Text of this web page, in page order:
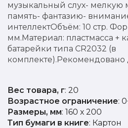
музыкальный слух- мелкую
память- фантазию-
интеллектОбъём: 10 стр.
мм.Материал: пластмасса +
батарейки типа CR2032 (в
комплекте).Рекомендовано
Вес товара, г: 20
Возрастное ограничение:
Размеры, мм: 160 х 200
Тип бумаги в книге: Картон